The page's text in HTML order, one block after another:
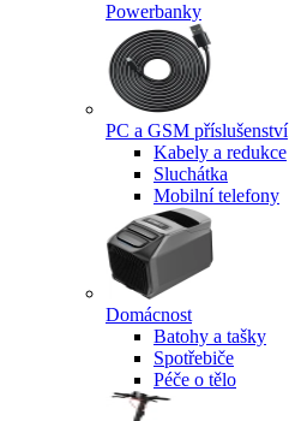
Powerbanky
PC a GSM příslušenství
Kabely a redukce
Sluchátka
Mobilní telefony
Domácnost
Batohy a tašky
Spotřebiče
Péče o tělo